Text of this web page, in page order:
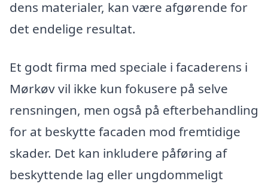
dens materialer, kan være afgørende for
det endelige resultat.
Et godt firma med speciale i facaderens i
Mørkøv vil ikke kun fokusere på selve
rensningen, men også på efterbehandling
for at beskytte facaden mod fremtidige
skader. Det kan inkludere påføring af
beskyttende lag eller ungdommeligt